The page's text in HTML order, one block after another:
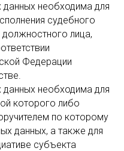
необходима для
судебного
должностного лица,
Федерации
необходима для
которого либо
по которому
данных, а также для
субъекта